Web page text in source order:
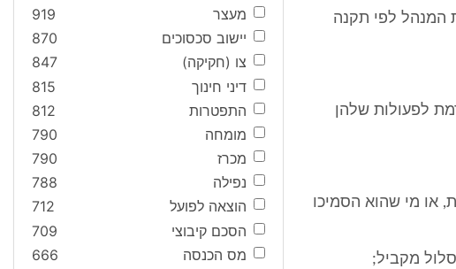
המנהל לפי תקנה
לפעולות שלהן
או מי שהוא הסמיכו
מעצר
919
יישוב סכסוכים
870
צו (חקיקה)
847
דיני חינוך
815
התפטרות
812
מומחה
790
מכרז
790
נפילה
788
הוצאה לפועל
712
הסכם קיבוצי
709
מס הכנסה
666